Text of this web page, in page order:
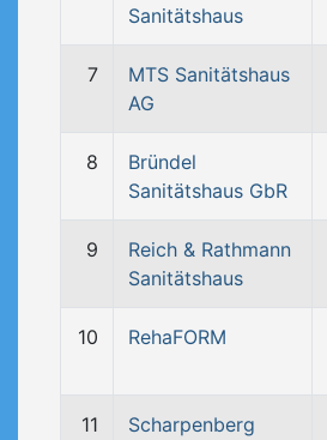
Sanitätshaus
7
MTS Sanitätshaus
AG
8
Bründel
Sanitätshaus GbR
9
Reich & Rathmann
Sanitätshaus
10 RehaFORM
11
Scharpenberg